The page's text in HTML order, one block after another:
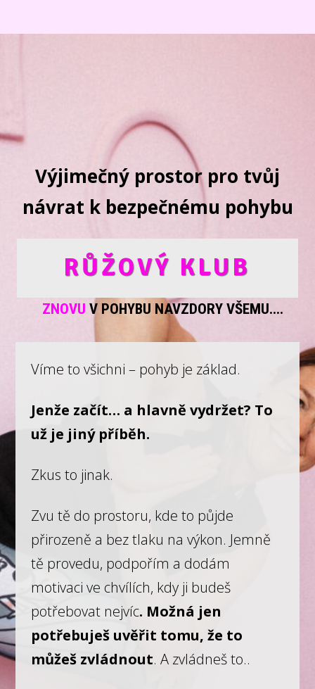
Výjimečný prostor pro tvůj
návrat k bezpečnému pohybu
RŮŽOVÝ KLUB
ZNOVU V POHYBU NAVZDORY VŠEMU....
Víme to všichni – pohyb je základ.
Jenže začít… a hlavně vydržet? To
už je jiný příběh.
Zkus to jinak.
Zvu tě do prostoru, kde to půjde
přirozeně a bez tlaku na výkon. Jemně
tě provedu, podpořím a dodám
motivaci ve chvílích, kdy ji budeš
potřebovat nejvíc. Možná jen
potřebuješ uvěřit tomu, že to
můžeš zvládnout. A zvládneš to..